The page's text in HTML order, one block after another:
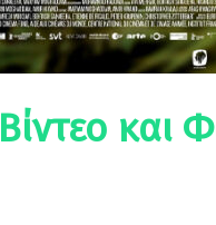
Βίντεο και